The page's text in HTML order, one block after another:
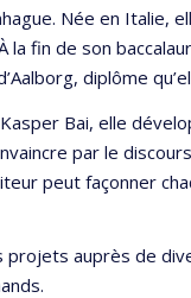
Née en Italie,
fin de son
diplôme
Bai, elle
par le
peut façonner
auprès de